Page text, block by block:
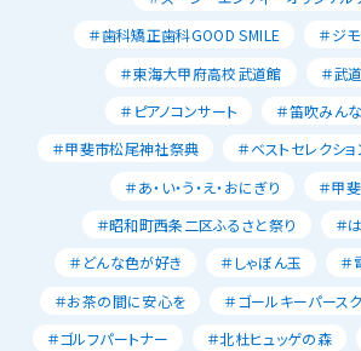
＃歯科矯正歯科GOOD SMILE
＃ジ
＃東海大甲府高校武道館
＃武
＃ピアノコンサート
＃笛吹みん
＃甲斐市松尾神社祭典
＃ベストセレクショ
＃あ・い・う・え・おにぎり
＃甲
＃昭和町西条二区ふるさと祭り
＃
＃どんな色が好き
＃しゃぼん玉
＃
＃お茶の間に安心を
＃ゴールキーパース
＃ゴルフパートナー
＃北杜ヒュッゲの森